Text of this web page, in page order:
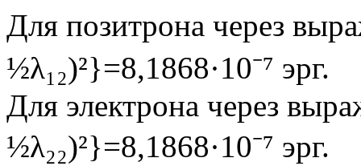
Для позитрона через
½λ₁₂)²}=8,1868·10⁻⁷ эрг.
Для электрона через
½λ₂₂)²}=8,1868·10⁻⁷ эрг.